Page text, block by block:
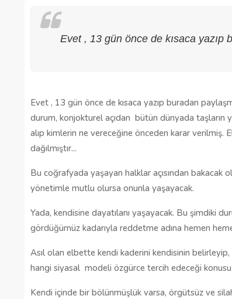
Evet , 13 gün önce de kısaca yazıp
Evet , 13 gün önce de kısaca yazıp buradan
durum, konjokturel açıdan bütün dünyada taşların
alıp kimlerin ne vereceğine önceden karar verilmiş.
dağılmıştır...
Bu coğrafyada yaşayan halklar açısından bakacak
yönetimle mutlu olursa onunla yaşayacak.
Yada, kendisine dayatılanı yaşayacak. Bu şimdiki
gördüğümüz kadarıyla reddetme adına hemen
Asıl olan elbette kendi kaderini kendisinin
hangi siyasal modeli özgürce tercih edeceği konusu
Kendi içinde bir bölünmüşlük varsa, örgütsüz ve